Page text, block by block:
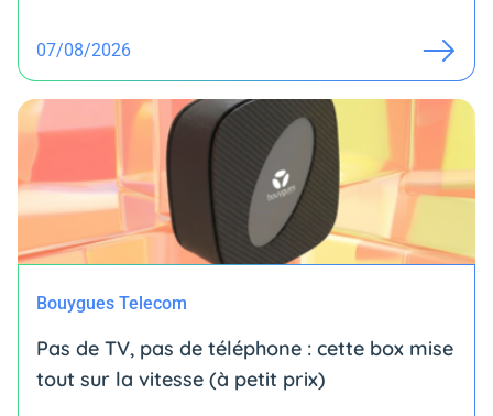
07/08/2026
Bouygues Telecom
Pas de TV, pas de téléphone : cette box mise
tout sur la vitesse (à petit prix)